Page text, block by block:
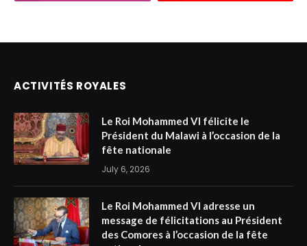
ACTIVITÉS ROYALES
Le Roi Mohammed VI félicite le
Président du Malawi à l’occasion de la
fête nationale
July 6, 2026
Le Roi Mohammed VI adresse un
message de félicitations au Président
des Comores à l’occasion de la fête